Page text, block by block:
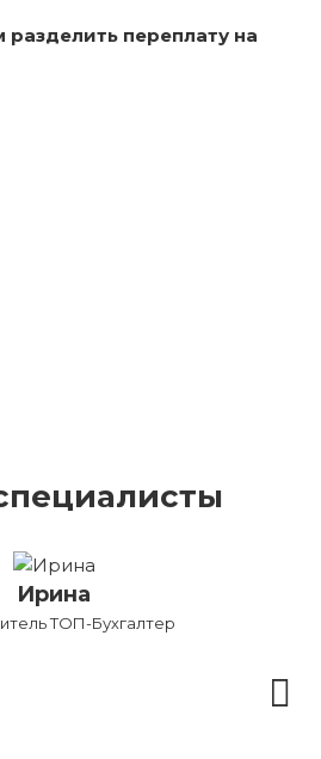
переплату на
Ирина
ТОП-Бухгалтер